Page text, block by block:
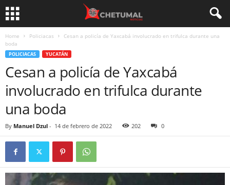
Home Policiacas
Cesan a policía de Yaxcabá involucrado en trifulca durante una
boda
POLICIACAS YUCATÁN
Cesan a policía de Yaxcabá
involucrado en trifulca durante
una boda
By Manuel Dzul - 14 de febrero de 2022 202 0